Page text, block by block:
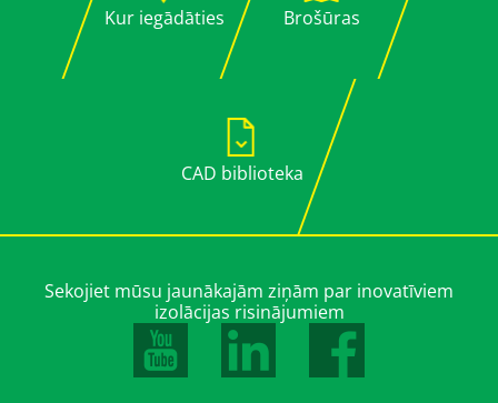
Kur iegādāties Brošūras
CAD biblioteka
Sekojiet mūsu jaunākajām ziņām par inovatīviem
izolācijas risinājumiem